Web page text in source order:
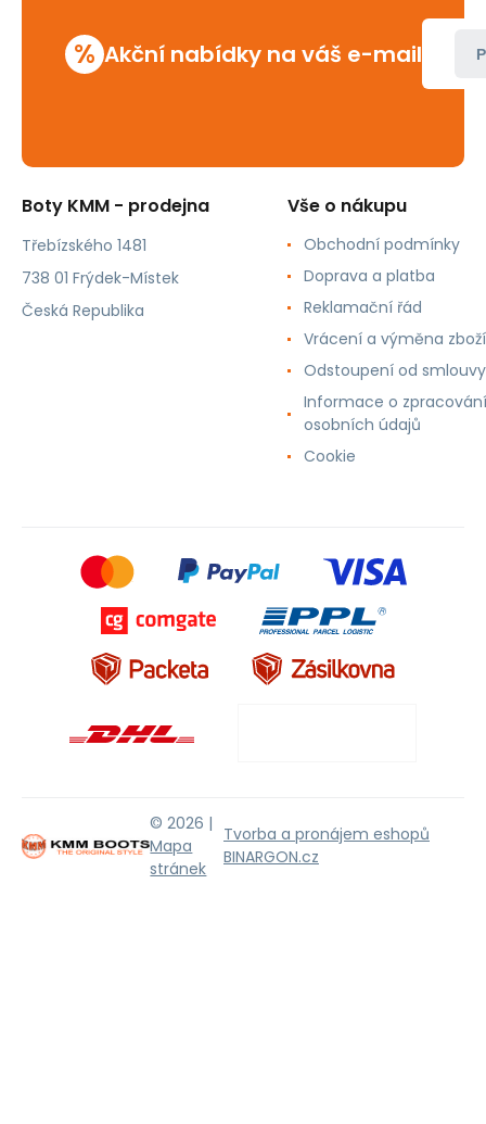
% Akční nabídky na váš e-mail
Boty KMM - prodejna
Třebízského 1481
738 01 Frýdek-Místek
Česká Republika
Vše o nákupu
Obchodní podmínky
Doprava a platba
Reklamační řád
Vrácení a výměna zboží
Odstoupení od smlouvy
Informace o zpracování
osobních údajů
Cookie
© 2026 |
Mapa
stránek
Tvorba a pronájem eshopů
BINARGON.cz